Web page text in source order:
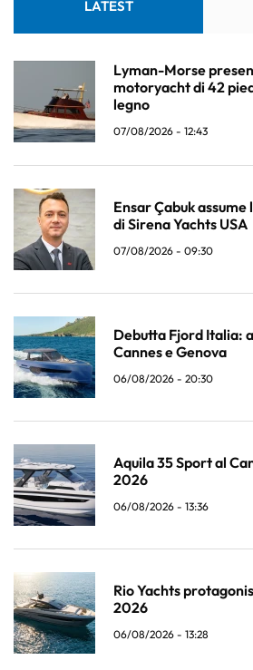
LATEST
Lyman-Morse
motoryacht di 42
legno
07/08/2026 - 12:43
Ensar Çabuk
di Sirena Yachts USA
07/08/2026 - 09:30
Debutta Fjord Italia:
Cannes e Genova
06/08/2026 - 20:30
Aquila 35 Sport al
2026
06/08/2026 - 13:36
Rio Yachts
2026
06/08/2026 - 13:28